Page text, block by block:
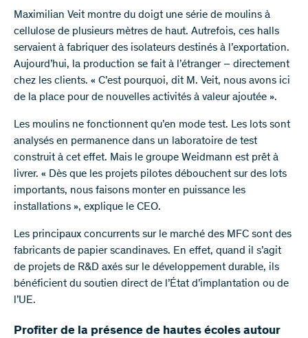
Maximilian Veit montre du doigt une série de moulins à
cellulose de plusieurs mètres de haut. Autrefois, ces halls
servaient à fabriquer des isolateurs destinés à l’exportation.
Aujourd’hui, la production se fait à l’étranger – directement
chez les clients. « C’est pourquoi, dit M. Veit, nous avons ici
de la place pour de nouvelles activités à valeur ajoutée ».
Les moulins ne fonctionnent qu’en mode test. Les lots sont
analysés en permanence dans un laboratoire de test
construit à cet effet. Mais le groupe Weidmann est prêt à
livrer. « Dès que les projets pilotes débouchent sur des lots
importants, nous faisons monter en puissance les
installations », explique le CEO.
Les principaux concurrents sur le marché des MFC sont des
fabricants de papier scandinaves. En effet, quand il s’agit
de projets de R&D axés sur le développement durable, ils
bénéficient du soutien direct de l’État d’implantation ou de
l’UE.
Profiter de la présence de hautes écoles autour